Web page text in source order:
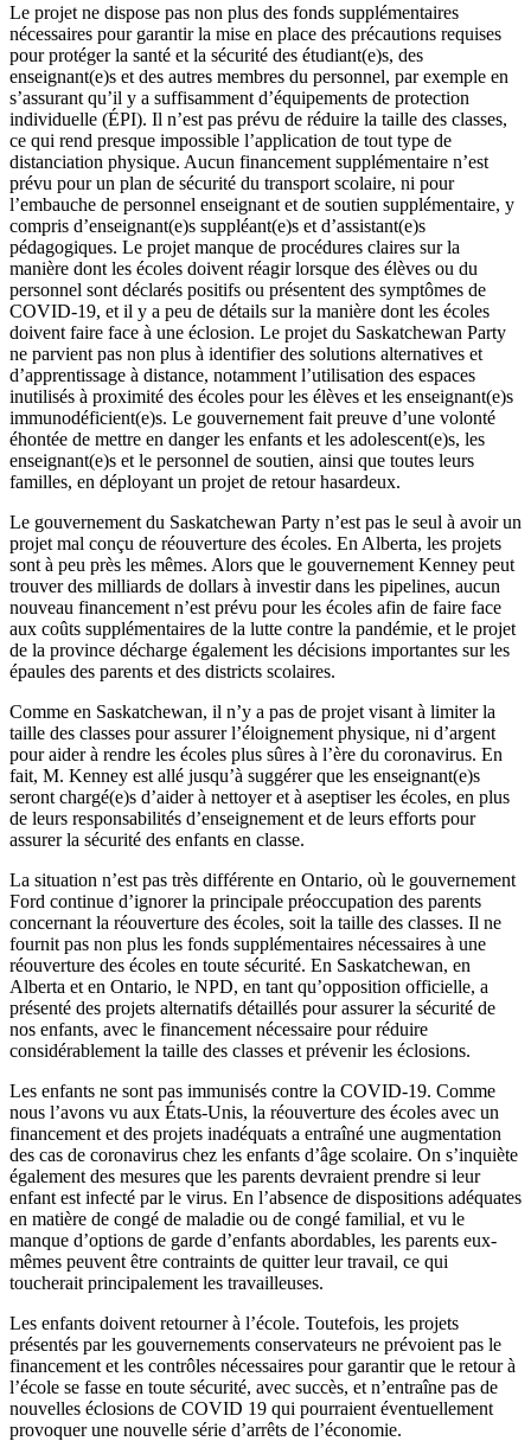
Le projet ne dispose pas non plus des fonds supplémentaires
nécessaires pour garantir la mise en place des précautions requises
pour protéger la santé et la sécurité des étudiant(e)s, des
enseignant(e)s et des autres membres du personnel, par exemple en
s’assurant qu’il y a suffisamment d’équipements de protection
individuelle (ÉPI). Il n’est pas prévu de réduire la taille des classes,
ce qui rend presque impossible l’application de tout type de
distanciation physique. Aucun financement supplémentaire n’est
prévu pour un plan de sécurité du transport scolaire, ni pour
l’embauche de personnel enseignant et de soutien supplémentaire, y
compris d’enseignant(e)s suppléant(e)s et d’assistant(e)s
pédagogiques. Le projet manque de procédures claires sur la
manière dont les écoles doivent réagir lorsque des élèves ou du
personnel sont déclarés positifs ou présentent des symptômes de
COVID‑19, et il y a peu de détails sur la manière dont les écoles
doivent faire face à une éclosion. Le projet du Saskatchewan Party
ne parvient pas non plus à identifier des solutions alternatives et
d’apprentissage à distance, notamment l’utilisation des espaces
inutilisés à proximité des écoles pour les élèves et les enseignant(e)s
immunodéficient(e)s. Le gouvernement fait preuve d’une volonté
éhontée de mettre en danger les enfants et les adolescent(e)s, les
enseignant(e)s et le personnel de soutien, ainsi que toutes leurs
familles, en déployant un projet de retour hasardeux.
Le gouvernement du Saskatchewan Party n’est pas le seul à avoir un
projet mal conçu de réouverture des écoles. En Alberta, les projets
sont à peu près les mêmes. Alors que le gouvernement Kenney peut
trouver des milliards de dollars à investir dans les pipelines, aucun
nouveau financement n’est prévu pour les écoles afin de faire face
aux coûts supplémentaires de la lutte contre la pandémie, et le projet
de la province décharge également les décisions importantes sur les
épaules des parents et des districts scolaires.
Comme en Saskatchewan, il n’y a pas de projet visant à limiter la
taille des classes pour assurer l’éloignement physique, ni d’argent
pour aider à rendre les écoles plus sûres à l’ère du coronavirus. En
fait, M. Kenney est allé jusqu’à suggérer que les enseignant(e)s
seront chargé(e)s d’aider à nettoyer et à aseptiser les écoles, en plus
de leurs responsabilités d’enseignement et de leurs efforts pour
assurer la sécurité des enfants en classe.
La situation n’est pas très différente en Ontario, où le gouvernement
Ford continue d’ignorer la principale préoccupation des parents
concernant la réouverture des écoles, soit la taille des classes. Il ne
fournit pas non plus les fonds supplémentaires nécessaires à une
réouverture des écoles en toute sécurité. En Saskatchewan, en
Alberta et en Ontario, le NPD, en tant qu’opposition officielle, a
présenté des projets alternatifs détaillés pour assurer la sécurité de
nos enfants, avec le financement nécessaire pour réduire
considérablement la taille des classes et prévenir les éclosions.
Les enfants ne sont pas immunisés contre la COVID‑19. Comme
nous l’avons vu aux États-Unis, la réouverture des écoles avec un
financement et des projets inadéquats a entraîné une augmentation
des cas de coronavirus chez les enfants d’âge scolaire. On s’inquiète
également des mesures que les parents devraient prendre si leur
enfant est infecté par le virus. En l’absence de dispositions adéquates
en matière de congé de maladie ou de congé familial, et vu le
manque d’options de garde d’enfants abordables, les parents eux-
mêmes peuvent être contraints de quitter leur travail, ce qui
toucherait principalement les travailleuses.
Les enfants doivent retourner à l’école. Toutefois, les projets
présentés par les gouvernements conservateurs ne prévoient pas le
financement et les contrôles nécessaires pour garantir que le retour à
l’école se fasse en toute sécurité, avec succès, et n’entraîne pas de
nouvelles éclosions de COVID 19 qui pourraient éventuellement
provoquer une nouvelle série d’arrêts de l’économie.